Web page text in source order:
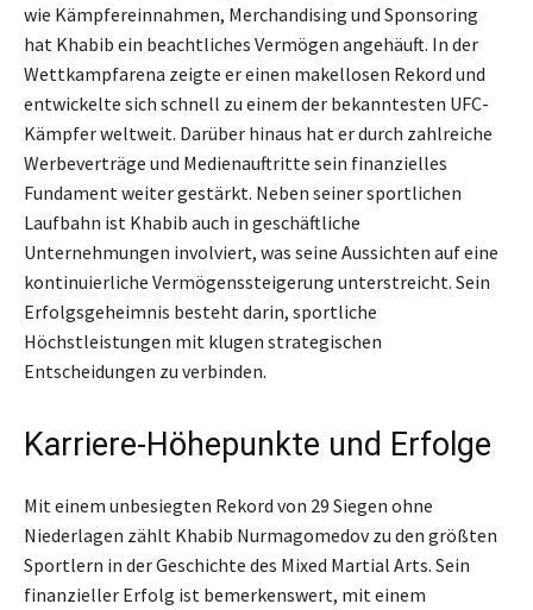
wie Kämpfereinnahmen, Merchandising und Sponsoring
hat Khabib ein beachtliches Vermögen angehäuft. In der
Wettkampfarena zeigte er einen makellosen Rekord und
entwickelte sich schnell zu einem der bekanntesten UFC-
Kämpfer weltweit. Darüber hinaus hat er durch zahlreiche
Werbeverträge und Medienauftritte sein finanzielles
Fundament weiter gestärkt. Neben seiner sportlichen
Laufbahn ist Khabib auch in geschäftliche
Unternehmungen involviert, was seine Aussichten auf eine
kontinuierliche Vermögenssteigerung unterstreicht. Sein
Erfolgsgeheimnis besteht darin, sportliche
Höchstleistungen mit klugen strategischen
Entscheidungen zu verbinden.
Karriere-Höhepunkte und Erfolge
Mit einem unbesiegten Rekord von 29 Siegen ohne
Niederlagen zählt Khabib Nurmagomedov zu den größten
Sportlern in der Geschichte des Mixed Martial Arts. Sein
finanzieller Erfolg ist bemerkenswert, mit einem